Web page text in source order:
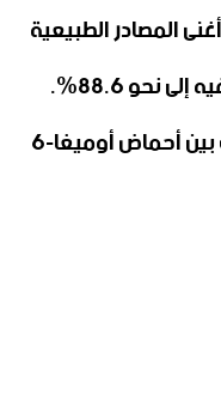
المصادر الطبيعية
بالأحماض الدهنية، إذ تصل نسبتها فيه إلى نحو 88.6%.
ويتميز هذا الزيت بتوازن غذائي لافت بين أحماض أوميغا-6